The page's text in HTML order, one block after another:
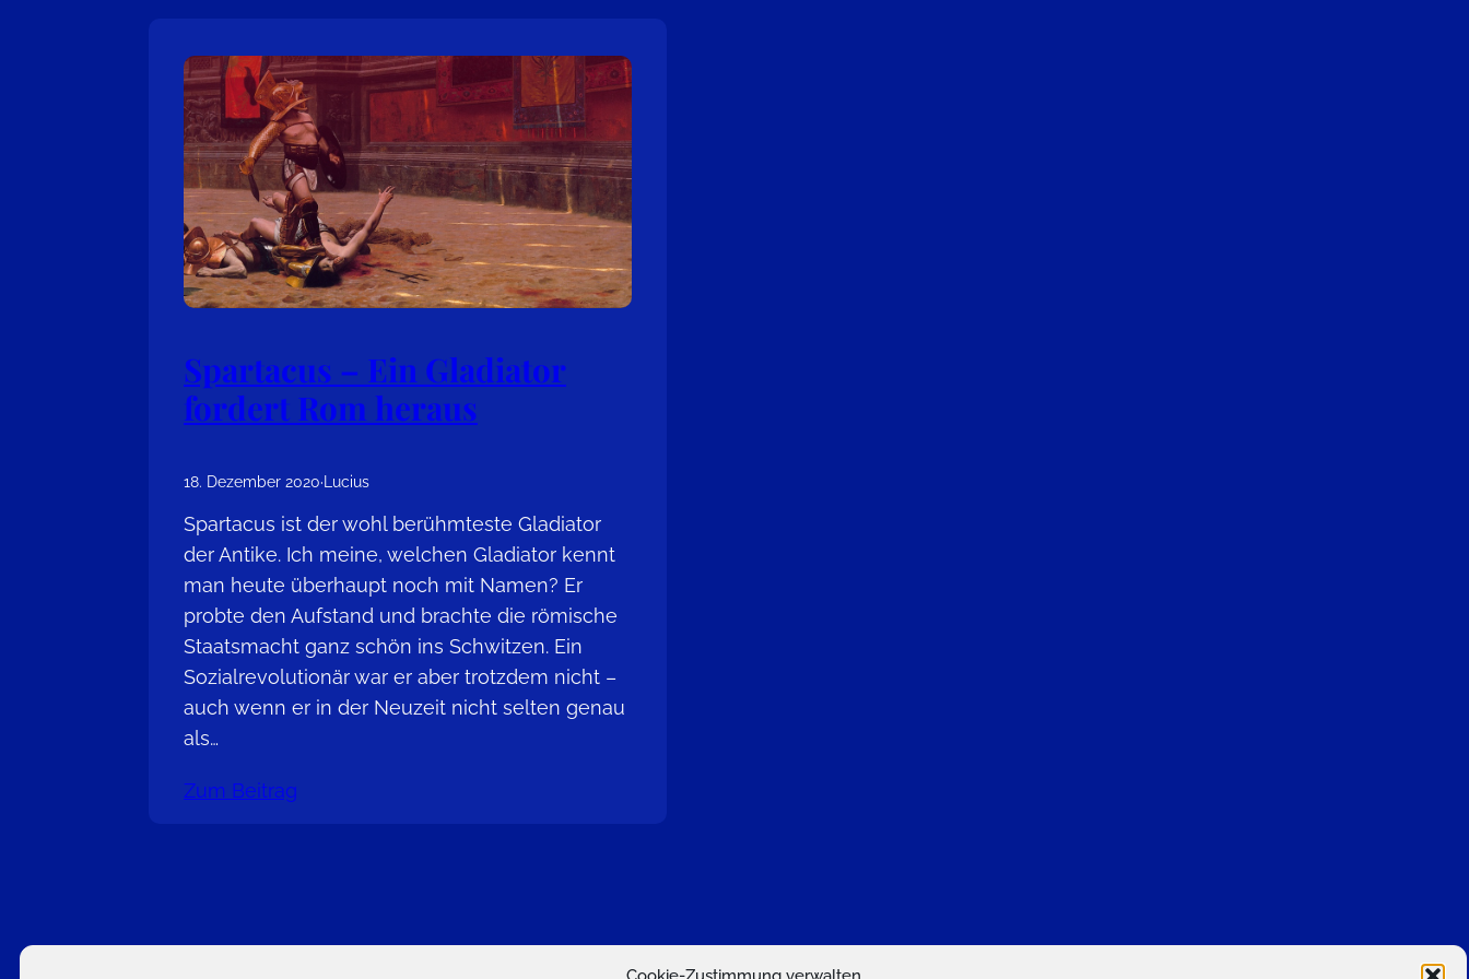
Spartacus – Ein Gladiator
fordert Rom heraus
18. Dezember 2020·Lucius
Spartacus ist der wohl berühmteste Gladiator
der Antike. Ich meine, welchen Gladiator kennt
man heute überhaupt noch mit Namen? Er
probte den Aufstand und brachte die römische
Staatsmacht ganz schön ins Schwitzen. Ein
Sozialrevolutionär war er aber trotzdem nicht –
auch wenn er in der Neuzeit nicht selten genau
als…
Zum Beitrag